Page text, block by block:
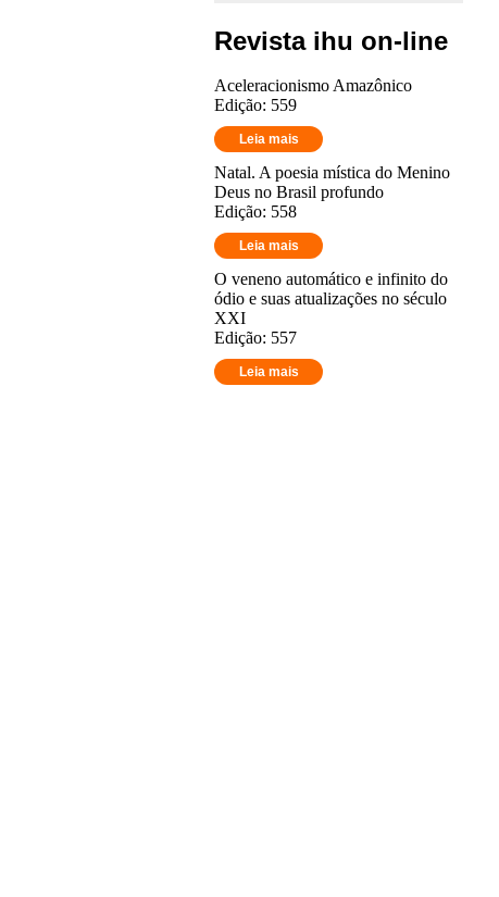
Revista ihu on-line
Aceleracionismo Amazônico
Edição: 559
Leia mais
Natal. A poesia mística do Menino
Deus no Brasil profundo
Edição: 558
Leia mais
O veneno automático e infinito do
ódio e suas atualizações no século
XXI
Edição: 557
Leia mais